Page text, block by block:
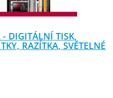
DIGITÁLNÍ TISK,
RAZÍTKA, SVĚTELNÉ